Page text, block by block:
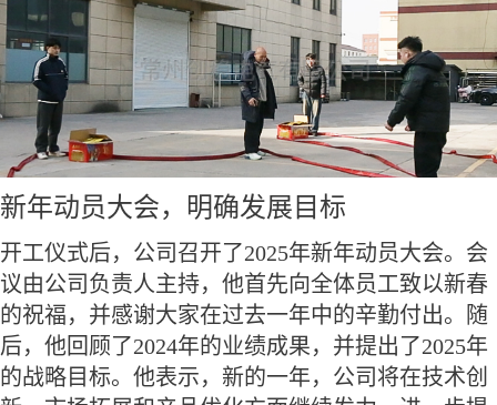
新年动员大会，明确发展目标
开工仪式后，公司召开了2025年新年动员大会。会
议由公司负责人主持，他首先向全体员工致以新春
的祝福，并感谢大家在过去一年中的辛勤付出。随
后，他回顾了2024年的业绩成果，并提出了2025年
的战略目标。他表示，新的一年，公司将在技术创